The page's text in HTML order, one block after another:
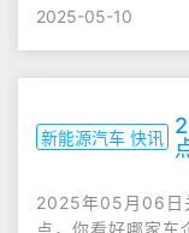
2025-05-10
新能源汽车 快讯
2025年05月06日
点，你看好哪家